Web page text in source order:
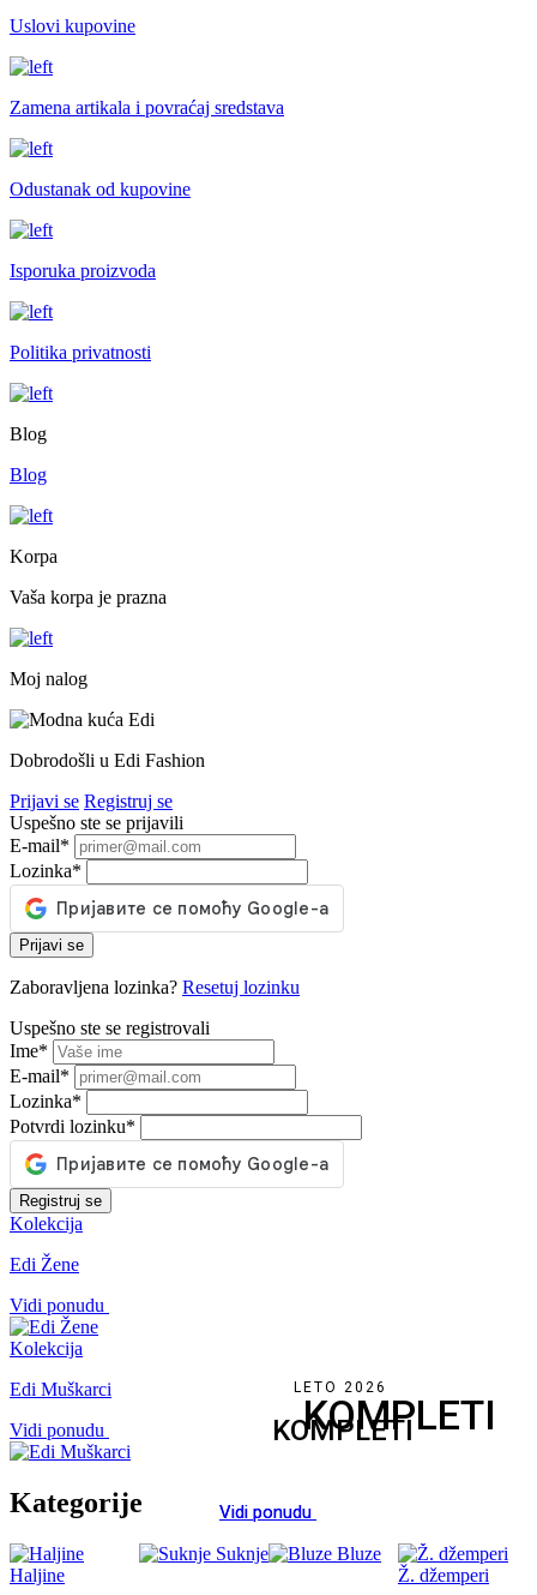
Uslovi kupovine
Zamena artikala i povraćaj sredstava
Odustanak od kupovine
Isporuka proizvoda
Politika privatnosti
Blog
Blog
Korpa
Vaša korpa je prazna
Moj nalog
Dobrodošli u Edi Fashion
Prijavi se Registruj se
Uspešno ste se prijavili
E-mail*
Lozinka*
Prijavi se
Zaboravljena lozinka? Resetuj lozinku
Uspešno ste se registrovali
Ime*
E-mail*
Lozinka*
Potvrdi lozinku*
Registruj se
KOMPLETI
LETO 2026
Vidi ponudu
KOMPLETI
Kolekcija
Edi Žene
Vidi ponudu
Kolekcija
Edi Muškarci
Vidi ponudu
Kategorije
Haljine
Suknje
Bluze
Ž. džemperi